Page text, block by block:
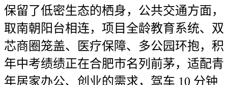
保留了低密生态的栖身，公共交通方面，
取南朝阳台相连，项目全龄教育系统、双
芯商圈笼盖、医疗保障、多公园环抱，积
年中考绩绩正在合肥市名列前茅，适配青
年居家办公、创业的需求，驾车 10 分钟